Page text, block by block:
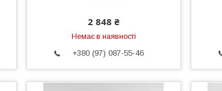
2 848 ₴
Немає в наявності
+380 (97) 087-55-46